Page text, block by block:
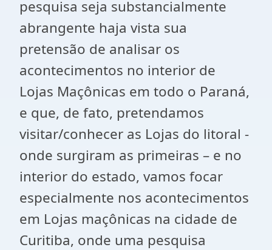
pesquisa seja substancialmente
abrangente haja vista sua
pretensão de analisar os
acontecimentos no interior de
Lojas Maçônicas em todo o Paraná,
e que, de fato, pretendamos
visitar/conhecer as Lojas do litoral -
onde surgiram as primeiras – e no
interior do estado, vamos focar
especialmente nos acontecimentos
em Lojas maçônicas na cidade de
Curitiba, onde uma pesquisa